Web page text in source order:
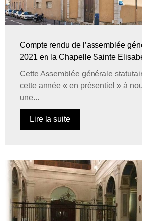
Compte rendu de l’assemblée
2021 en la Chapelle Sainte
Cette Assemblée générale
cette année « en présentiel » à
une...
Lire la suite